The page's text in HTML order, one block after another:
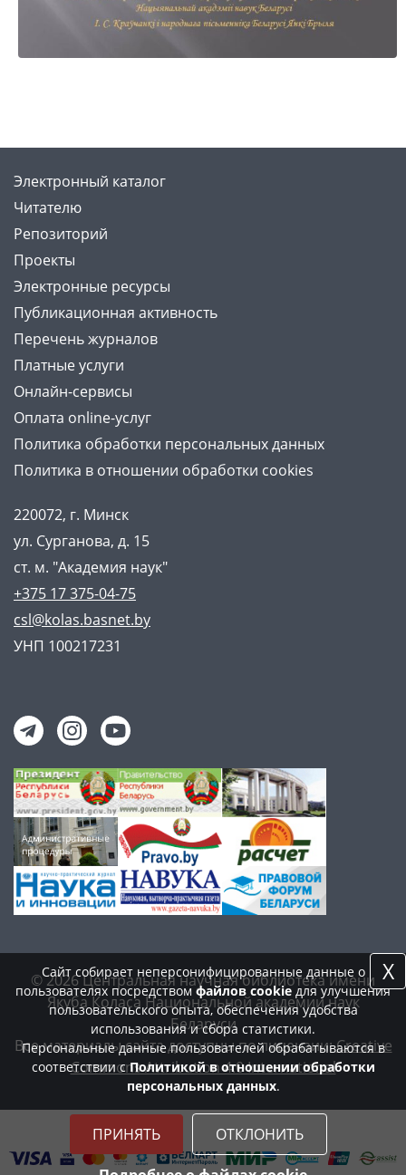
Электронный каталог
Читателю
Репозиторий
Проекты
Электронные ресурсы
Публикационная активность
Перечень журналов
Платные услуги
Онлайн-сервисы
Оплата online-услуг
Политика обработки персональных данных
Политика в отношении обработки cookies
220072, г. Минск
ул. Сурганова, д. 15
ст. м. "Академия наук"
+375 17 375-04-75
csl@kolas.basnet.by
УНП 100217231
© 2026 Центральная научная библиотека имени
Якуба Коласа Национальной академии наук
Беларуси
Все материалы сайта доступны по лицензии:Creative
Commons Attribution 4.0 International
Сайт собирает неперсонифицированные данные о
пользователях посредствомфайлов cookieдля улучшения
пользовательского опыта, обеспечения удобства
использования и сбора статистики.
Персональные данные пользователей обрабатываются в
соответствии сПолитикой в отношении обработки
персональных данных.
ПРИНЯТЬ ОТКЛОНИТЬ
X